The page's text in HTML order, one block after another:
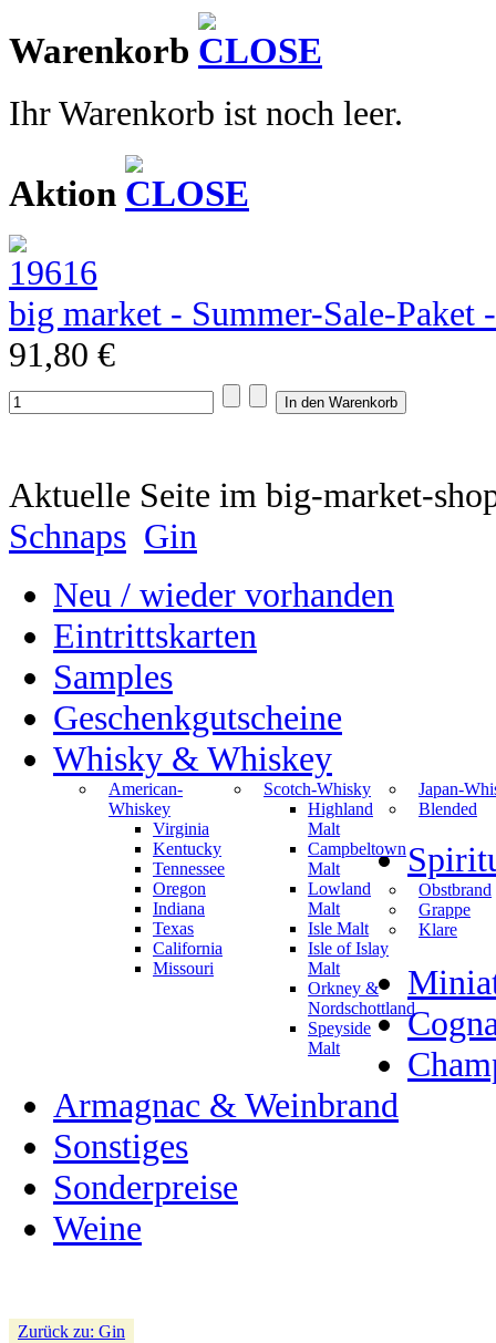
Warenkorb
Ihr Warenkorb ist noch leer.
Aktion
big market - Summer-Sale-Paket
91,80 €
Aktuelle Seite im big-market-
Schnaps Gin
Neu / wieder vorhanden
Eintrittskarten
Samples
Geschenkgutscheine
Whisky & Whiskey
American-
Whiskey
Virginia
Kentucky
Tennessee
Oregon
Indiana
Texas
California
Missouri
Scotch-Whisky
Highland
Malt
Campbeltown
Malt
Lowland
Malt
Isle Malt
Isle of Islay
Malt
Orkney &
Nordschottland
Speyside
Malt
Japan-
Blended
Obstbrand
Grappe
Klare
Armagnac & Weinbrand
Sonstiges
Sonderpreise
Weine
Zurück zu: Gin